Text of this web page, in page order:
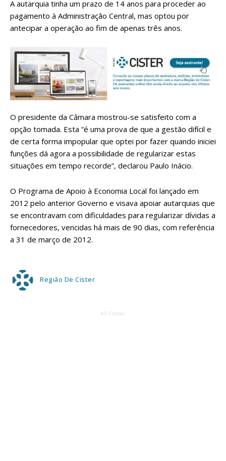
A autarquia tinha um prazo de 14 anos para proceder ao
pagamento à Administração Central, mas optou por
antecipar a operação ao fim de apenas três anos.
O presidente da Câmara mostrou-se satisfeito com a
opção tomada. Esta “é uma prova de que a gestão difícil e
de certa forma impopular que optei por fazer quando iniciei
funções dá agora a possibilidade de regularizar estas
situações em tempo recorde”, declarou Paulo Inácio.
O Programa de Apoio à Economia Local foi lançado em
2012 pelo anterior Governo e visava apoiar autarquias que
se encontravam com dificuldades para regularizar dívidas a
fornecedores, vencidas há mais de 90 dias, com referência
a 31 de março de 2012.
Região De Cister
AD Footer